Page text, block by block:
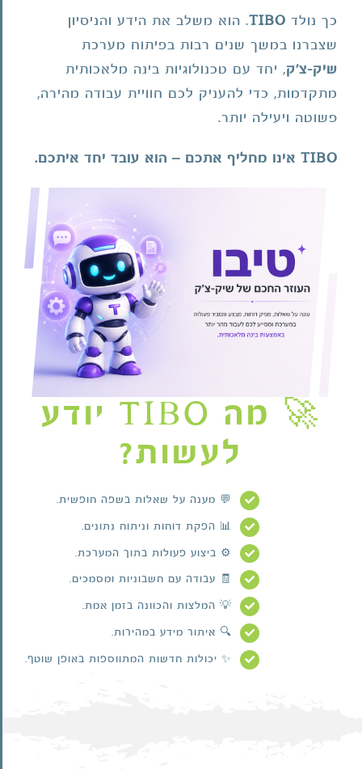
כך נולד TIBO. הוא משלב את הידע והניסיון
שצברנו במשך שנים רבות בפיתוח מערכת
שיק-צ'ק, יחד עם טכנולוגיות בינה מלאכותית
מתקדמות, כדי להעניק לכם חוויית עבודה מהירה,
פשוטה ויעילה יותר.
TIBO אינו מחליף אתכם – הוא עובד יחד איתכם.
🚀 מה TIBO יודע
לעשות?
💬 מענה על שאלות בשפה חופשית.
📊 הפקת דוחות וניתוח נתונים.
⚙️ ביצוע פעולות בתוך המערכת.
🧾 עבודה עם חשבוניות ומסמכים.
💡 המלצות והכוונה בזמן אמת.
🔍 איתור מידע במהירות.
✨ יכולות חדשות המתווספות באופן שוטף.